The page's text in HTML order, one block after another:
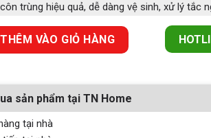
trùng hiệu quả, dễ dàng vệ sinh, xử lý tắc
Hộc Shigeru GX-K FS số lượng
THÊM VÀO GIỎ HÀNG
sản phẩm tại TN Home
tại nhà